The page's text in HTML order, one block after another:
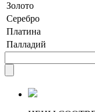
Золото
Серебро
Платина
Палладий